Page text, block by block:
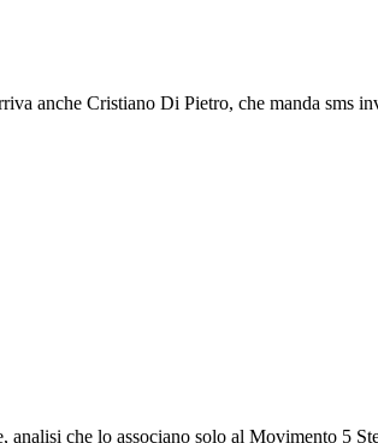
anche Cristiano Di Pietro, che manda sms
che lo associano solo al Movimento 5